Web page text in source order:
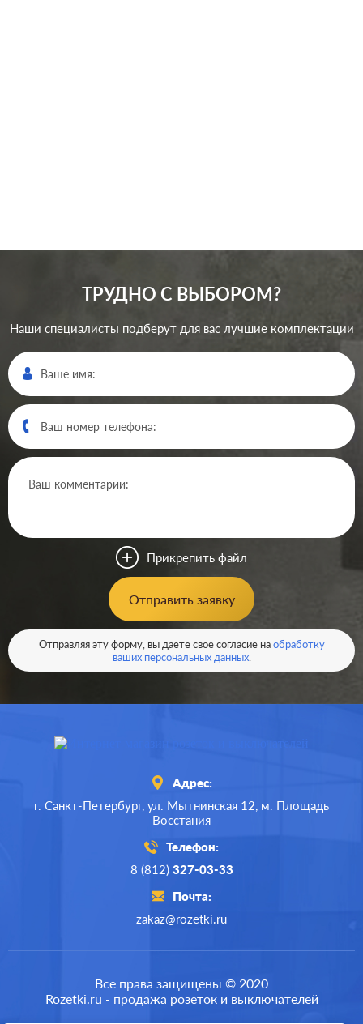
ТРУДНО С ВЫБОРОМ?
Наши специалисты подберут для вас лучшие комплектации
Отправить заявку
Прикрепить файл
Отправляя эту форму, вы даете свое согласие наобработку
ваших персональных данных.
Адрес:
г. Санкт-Петербург, ул. Мытнинская 12, м. Площадь
Восстания
Телефон:
8 (812) 327-03-33
Почта:
zakaz@rozetki.ru
Все права защищены © 2020
Rozetki.ru - продажа розеток и выключателей